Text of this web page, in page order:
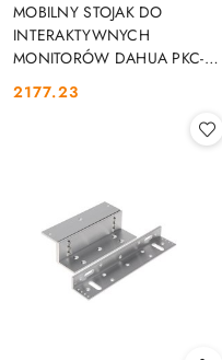
MOBILNY STOJAK DO
INTERAKTYWNYCH
MONITORÓW DAHUA PKC-
MS0B DAHUA
Cena:
2177.23